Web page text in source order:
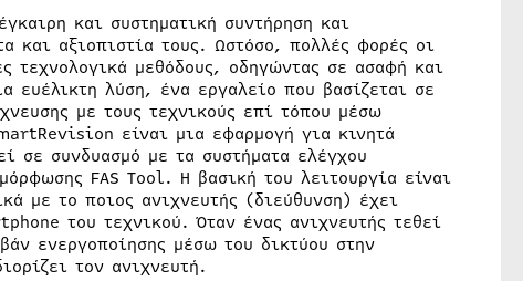
και συστηματική συντήρηση και
και αξιοπιστία τους. Ωστόσο, πολλές φορές οι
τεχνολογικά μεθόδους, οδηγώντας σε ασαφή και
ευέλικτη λύση, ένα εργαλείο που βασίζεται σε
με τους τεχνικούς επί τόπου μέσω
είναι μια εφαρμογή για κινητά
σε συνδυασμό με τα συστήματα ελέγχου
FAS Tool. Η βασική του λειτουργία είναι
με το ποιος ανιχνευτής (διεύθυνση) έχει
του τεχνικού. Όταν ένας ανιχνευτής τεθεί
ενεργοποίησης μέσω του δικτύου στην
τον ανιχνευτή.